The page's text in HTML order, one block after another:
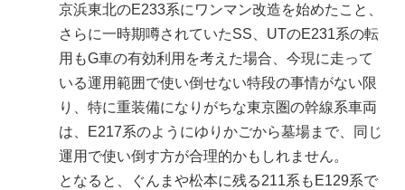
京浜東北のE233系にワンマン改造を始めたこと、
さらに一時期噂されていたSS、UTのE231系の転
用もG車の有効利用を考えた場合、今現に走って
いる運用範囲で使い倒せない特段の事情がない限
り、特に重装備になりがちな東京圏の幹線系車両
は、E217系のようにゆりかごから墓場まで、同じ
運用で使い倒す方が合理的かもしれません。
となると、ぐんまや松本に残る211系もE129系で